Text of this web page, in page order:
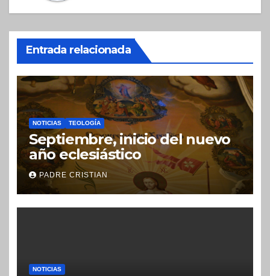
Entrada relacionada
NOTICIAS TEOLOGÍA
Septiembre, inicio del nuevo
año eclesiástico
PADRE CRISTIAN
NOTICIAS